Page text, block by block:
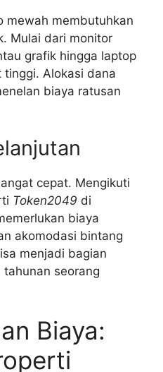
mewah membutuhkan
Mulai dari monitor
grafik hingga laptop
Alokasi dana
biaya ratusan
cepat. Mengikuti
Token2049 di
biaya
akomodasi bintang
menjadi bagian
seorang
Biaya: